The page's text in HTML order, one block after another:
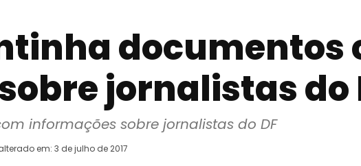
documentos
jornalistas do
informações sobre jornalistas do DF
em: 3 de julho de 2017